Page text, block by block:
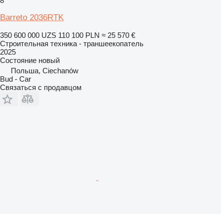
Barreto 2036RTK
350 600 000 UZS 110 100 PLN ≈ 25 570 €
Строительная техника - траншеекопатель
2025
Состояние новый
Польша, Ciechanów
Bud - Car
Связаться с продавцом